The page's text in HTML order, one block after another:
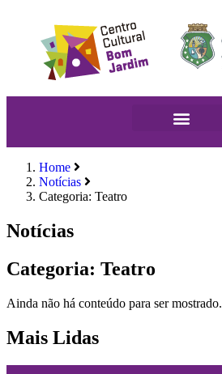
Home
Notícias
Categoria: Teatro
Notícias
Categoria: Teatro
Ainda não há conteúdo para ser mostrado.
Mais Lidas